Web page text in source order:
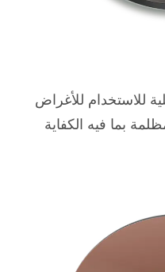
للاستخدام للأغراض
بما فيه الكفاية